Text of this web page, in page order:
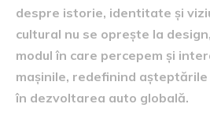
despre istorie, identitate și
cultural nu se oprește la
modul în care percepem și
mașinile, redefinind așteptările
în dezvoltarea auto globală.